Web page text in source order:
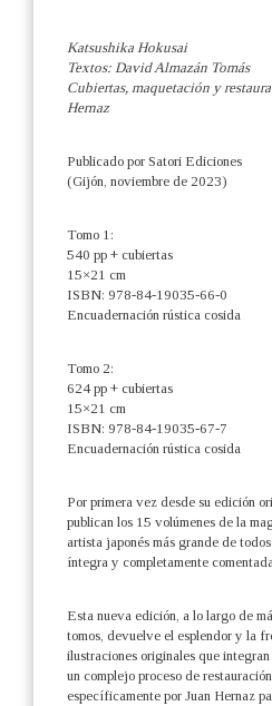
Katsushika Hokusai
Textos: David Almazán Tomás
Cubiertas, maquetación y
Hernaz
Publicado por Satori Ediciones
(Gijón, noviembre de 2023)
Tomo 1:
540 pp + cubiertas
15×21 cm
ISBN: 978-84-19035-66-0
Encuadernación rústica cosida
Tomo 2:
624 pp + cubiertas
15×21 cm
ISBN: 978-84-19035-67-7
Encuadernación rústica cosida
Por primera vez desde su edición
publican los 15 volúmenes de la
artista japonés más grande de
íntegra y completamente
Esta nueva edición, a lo largo de
tomos, devuelve el esplendor y la
ilustraciones originales que
un complejo proceso de
específicamente por Juan Hernaz